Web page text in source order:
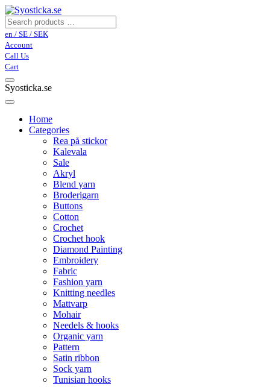
en / SE / SEK
Account
Call Us
Cart
Syosticka.se
Home
Categories
Rea på stickor
Kalevala
Sale
Akryl
Blend yarn
Broderigarn
Buttons
Cotton
Crochet
Crochet hook
Diamond Painting
Embroidery
Fabric
Fashion yarn
Knitting needles
Mattvarp
Mohair
Needels & hooks
Organic yarn
Pattern
Satin ribbon
Sock yarn
Tunisian hooks